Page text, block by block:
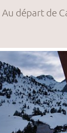
Au départ de